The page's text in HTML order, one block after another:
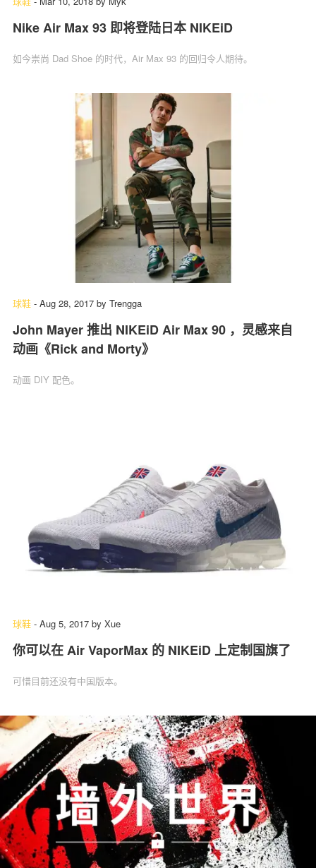
Nike Air Max 93 即将登陆日本 NIKEiD
如今崇尚 Dad Shoe 的时代，Air Max 93 的回归令人期待。
球鞋 - Aug 28, 2017 by Trengga
John Mayer 推出 NIKEiD Air Max 90 ，灵感来自
动画《Rick and Morty》
动画 DIY 配色。
球鞋 - Aug 5, 2017 by Xue
你可以在 Air VaporMax 的 NIKEiD 上定制国旗了
可惜目前还没有中国版本。